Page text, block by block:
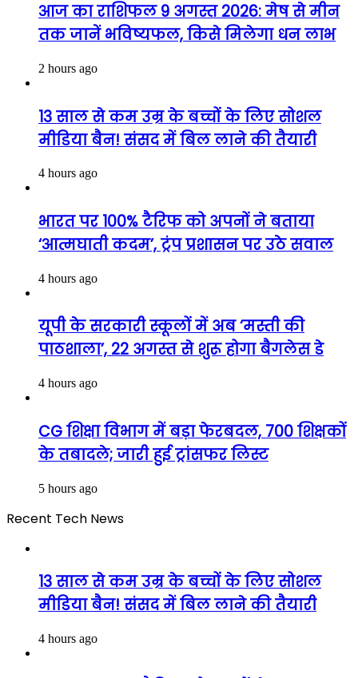
आज का राशिफल 9 अगस्त 2026: मेष से मीन
तक जानें भविष्यफल, किसे मिलेगा धन लाभ
2 hours ago
13 साल से कम उम्र के बच्चों के लिए सोशल
मीडिया बैन! संसद में बिल लाने की तैयारी
4 hours ago
भारत पर 100% टैरिफ को अपनों ने बताया
‘आत्मघाती कदम’, ट्रंप प्रशासन पर उठे सवाल
4 hours ago
यूपी के सरकारी स्कूलों में अब ‘मस्ती की
पाठशाला’, 22 अगस्त से शुरू होगा बैगलेस डे
4 hours ago
CG शिक्षा विभाग में बड़ा फेरबदल, 700 शिक्षकों
के तबादले; जारी हुई ट्रांसफर लिस्ट
5 hours ago
Recent Tech News
13 साल से कम उम्र के बच्चों के लिए सोशल
मीडिया बैन! संसद में बिल लाने की तैयारी
4 hours ago